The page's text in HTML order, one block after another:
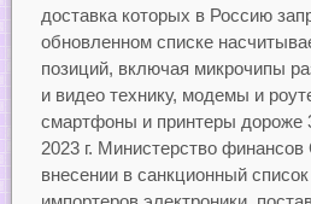
доставка которых в Россию
обновленном списке
позиций, включая микрочипы
и видео технику, модемы и
смартфоны и принтеры дороже
2023 г. Министерство
внесении в санкционный